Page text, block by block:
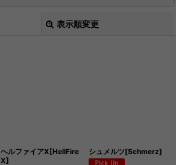
表示順変更
絞り込む
ヘルファイアX[HellFire
X]
シュメルツ[Schmerz]